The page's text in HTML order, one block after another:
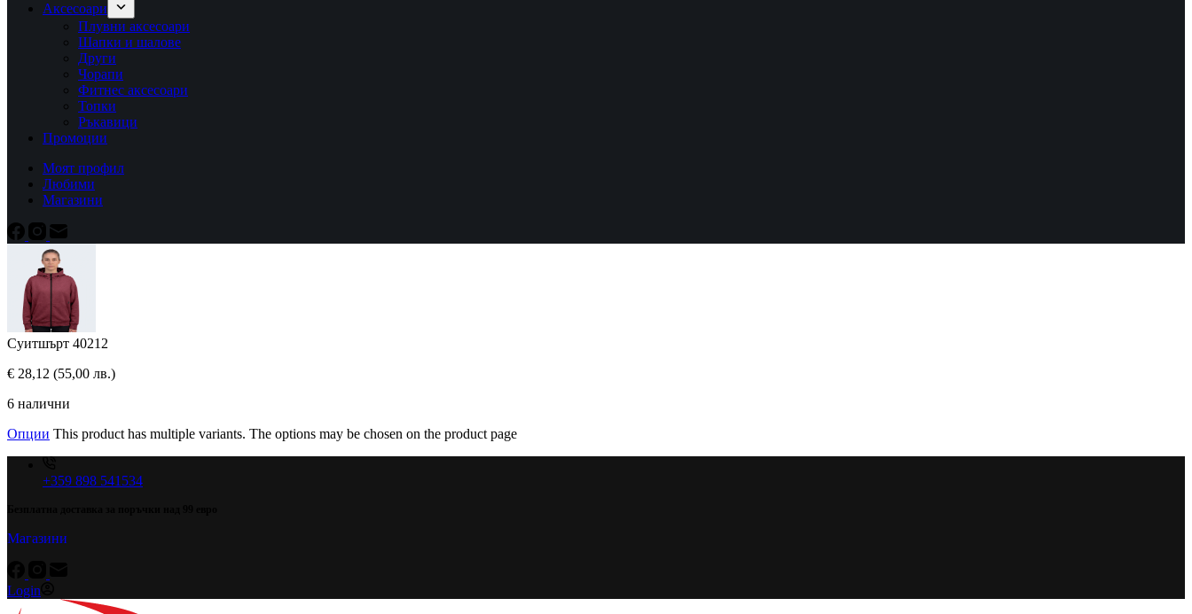
Аксесоари
Плувни аксесоари
Шапки и шалове
Други
Чорапи
Фитнес аксесоари
Топки
Ръкавици
Промоции
Моят профил
Любими
Магазини
Суитшърт 40212
€ 28,12 (55,00 лв.)
6 налични
Опции This product has multiple variants. The options may be chosen on the product page
+359 898 541534
Магазини
Login